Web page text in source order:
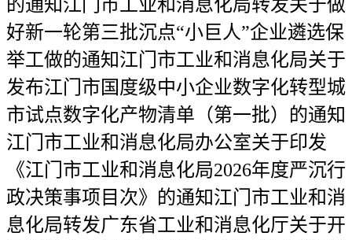
的通知江门市工业和消息化局转发关于做
好新一轮第三批沉点“小巨人”企业遴选保
举工做的通知江门市工业和消息化局关于
发布江门市国度级中小企业数字化转型城
市试点数字化产物清单（第一批）的通知
江门市工业和消息化局办公室关于印发
《江门市工业和消息化局2026年度严沉行
政决策事项目次》的通知江门市工业和消
息化局转发广东省工业和消息化厅关于开